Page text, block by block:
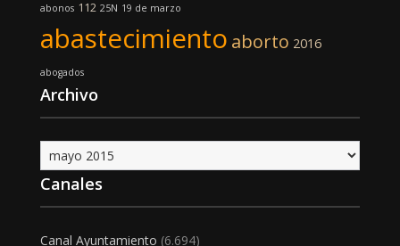
abonos 112 25N 19 de marzo
abastecimiento aborto 2016
abogados
Archivo
Archivo
Canales
Canal Ayuntamiento (6.694)